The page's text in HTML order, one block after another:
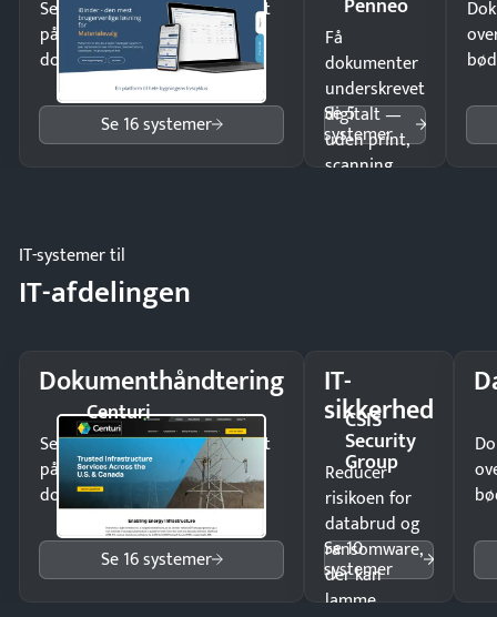
Send kontrakter til underskrift
på minutter og mist ingen
dokumenter.
Se 16 systemer
Penneo
Få
dokumenter
underskrevet
digitalt —
uden print,
scanning
Se 5
systemer
IT-systemer til
IT-afdelingen
Dokumenthåndtering
Centuri
Send kontrakter til underskrift
på minutter og mist ingen
dokumenter.
Se 16 systemer
IT-
sikkerhed
CSIS
Security
Group
Reducer
risikoen for
databrud og
ransomware,
der kan
lamme
Se 10
systemer